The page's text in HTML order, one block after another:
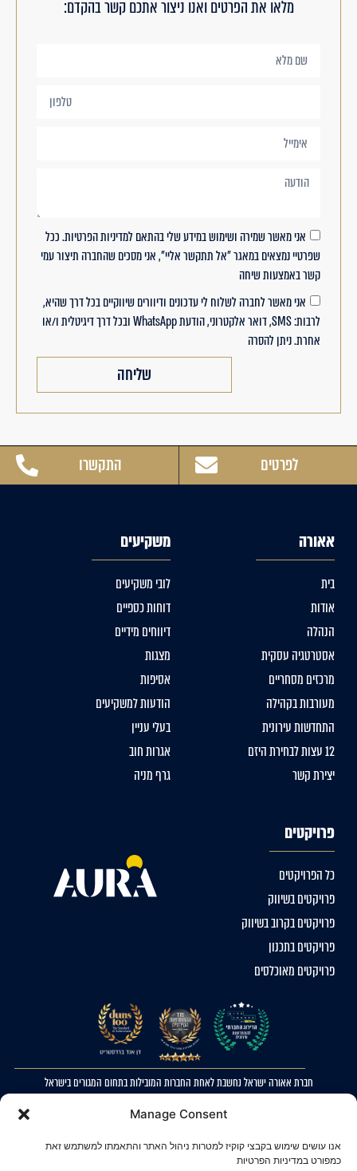
Manage Consent
אנו עושים שימוש בקבצי קוקיז למטרות ניהול האתר והתאמתו למשתמש זאת
כמפורט במדיניות הפרטיות
מלאו את הפרטים ואנו ניצור אתכם קשר בהקדם:
אני מאשר שמירה ושימוש במידע שלי בהתאם למדיניות הפרטיות. ככל
שפרטיי נמצאים במאגר "אל תתקשר אליי", אני מסכים שהחברה תיצור עמי
קשר באמצעות שיחה
אני מאשר לחברה לשלוח לי עדכונים ודיוורים שיווקיים בכל דרך שהיא,
לרבות: SMS, דואר אלקטרוני, הודעת WhatsApp ובכל דרך דיגיטלית ו/או
אחרת. ניתן להסרה
שליחה
לפרטים התקשרו
אאורה
בית
אודות
הנהלה
אסטרטגיה עסקית
מרכזים מסחריים
מעורבות בקהילה
התחדשות עירונית
12 עצות לבחירת היזם
יצירת קשר
משקיעים
לובי משקיעים
דוחות כספיים
דיווחים מידיים
מצגות
אסיפות
הודעות למשקיעים
בעלי עניין
אגרות חוב
גרף מניה
פרויקטים
כל הפרויקטים
פרויקטים בשיווק
פרויקטים בקרוב בשיווק
פרויקטים בתכנון
פרויקטים מאוכלסים
חברת אאורה ישראל נחשבת לאחת החברות המובילות בתחום המגורים בישראל
הצהרת נגישות